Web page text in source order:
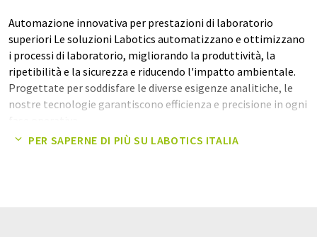
Automazione innovativa per prestazioni di laboratorio
superiori Le soluzioni Labotics automatizzano e ottimizzano
i processi di laboratorio, migliorando la produttività, la
ripetibilità e la sicurezza e riducendo l'impatto ambientale.
Progettate per soddisfare le diverse esigenze analitiche, le
nostre tecnologie garantiscono efficienza e precisione in ogni
PER SAPERNE DI PIÙ SU LABOTICS ITALIA